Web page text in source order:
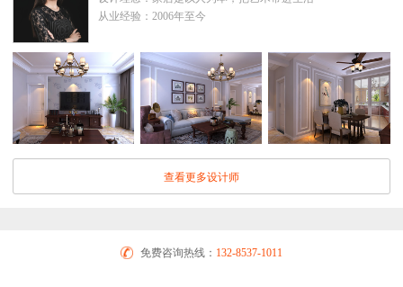
从业经验：2006年至今
查看更多设计师
免费咨询热线： 132-8537-1011